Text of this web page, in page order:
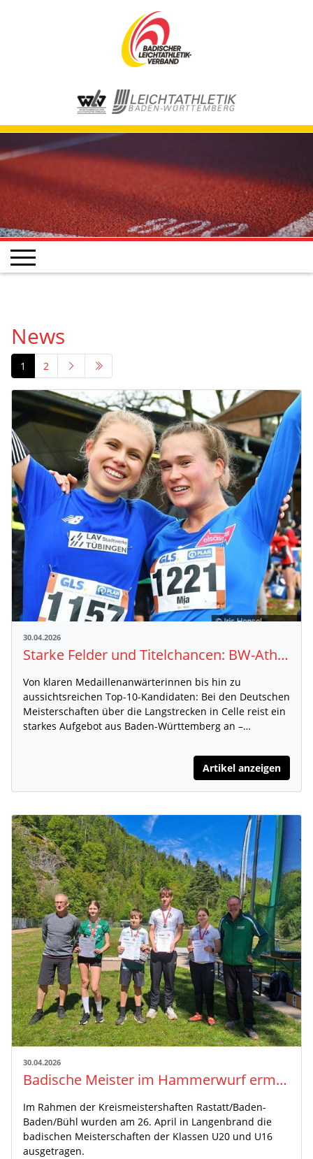
News
1 2
30.04.2026
Starke Felder und Titelchancen: BW-Athlet:innen bei der DM Langstrecke in Celle im Fokus
Von klaren Medaillenanwärterinnen bis hin zu
aussichtsreichen Top-10-Kandidaten: Bei den Deutschen
Meisterschaften über die Langstrecken in Celle reist ein
starkes Aufgebot aus Baden-Württemberg an –…
Artikel anzeigen
30.04.2026
Badische Meister im Hammerwurf ermittelt
Im Rahmen der Kreismeistershaften Rastatt/Baden-
Baden/Bühl wurden am 26. April in Langenbrand die
badischen Meisterschaften der Klassen U20 und U16
ausgetragen.